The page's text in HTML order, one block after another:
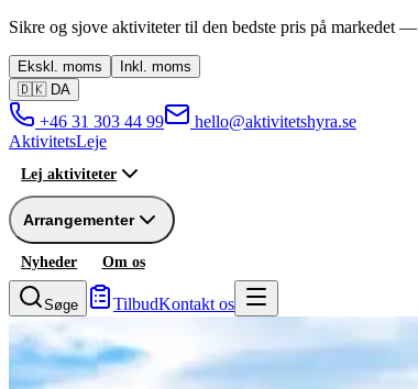
Sikre og sjove aktiviteter til den bedste pris på markedet —
Ekskl. moms Inkl. moms
🇩🇰 DA
+46 31 303 44 99
hello@aktivitetshyra.se
AktivitetsLeje
Lej aktiviteter
Arrangementer
Nyheder Om os
Søge TilbudKontakt os